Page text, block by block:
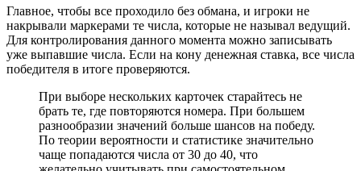
Главное, чтобы все проходило без обмана, и игроки не
накрывали маркерами те числа, которые не называл ведущий.
Для контролирования данного момента можно записывать
уже выпавшие числа. Если на кону денежная ставка, все числа
победителя в итоге проверяются.
При выборе нескольких карточек старайтесь не
брать те, где повторяются номера. При большем
разнообразии значений больше шансов на победу.
По теории вероятности и статистике значительно
чаще попадаются числа от 30 до 40, что